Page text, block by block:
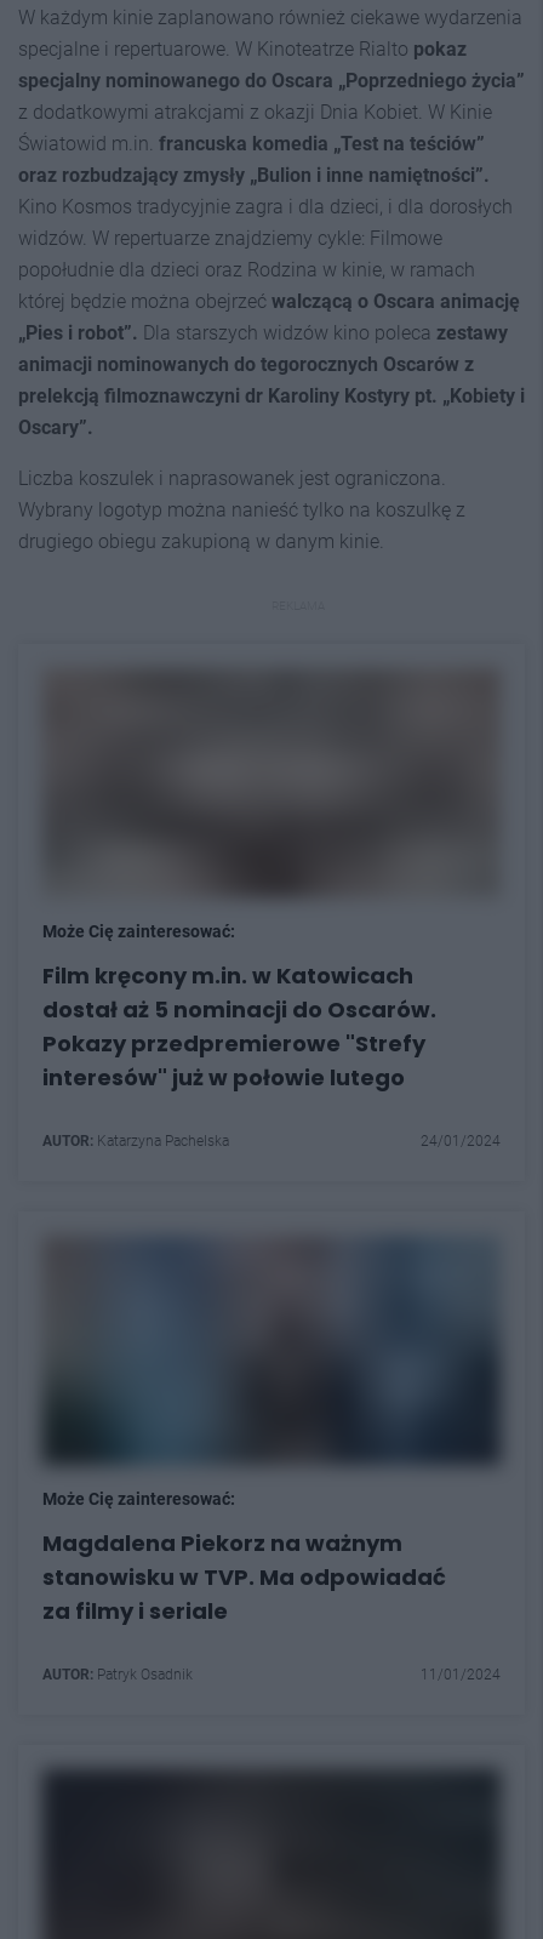
W każdym kinie zaplanowano również ciekawe wydarzenia
specjalne i repertuarowe. W Kinoteatrze Rialto pokaz
specjalny nominowanego do Oscara „Poprzedniego życia”
z dodatkowymi atrakcjami z okazji Dnia Kobiet. W Kinie
Światowid m.in. francuska komedia „Test na teściów”
oraz rozbudzający zmysły „Bulion i inne namiętności”.
Kino Kosmos tradycyjnie zagra i dla dzieci, i dla dorosłych
widzów. W repertuarze znajdziemy cykle: Filmowe
popołudnie dla dzieci oraz Rodzina w kinie, w ramach
której będzie można obejrzeć walczącą o Oscara animację
„Pies i robot”. Dla starszych widzów kino poleca zestawy
animacji nominowanych do tegorocznych Oscarów z
prelekcją filmoznawczyni dr Karoliny Kostyry pt. „Kobiety i
Oscary”.
Liczba koszulek i naprasowanek jest ograniczona.
Wybrany logotyp można nanieść tylko na koszulkę z
drugiego obiegu zakupioną w danym kinie.
Może Cię zainteresować:
Film kręcony m.in. w Katowicach
dostał aż 5 nominacji do Oscarów.
Pokazy przedpremierowe "Strefy
interesów" już w połowie lutego
AUTOR: Katarzyna Pachelska 24/01/2024
Może Cię zainteresować:
Magdalena Piekorz na ważnym
stanowisku w TVP. Ma odpowiadać
za filmy i seriale
AUTOR: Patryk Osadnik 11/01/2024